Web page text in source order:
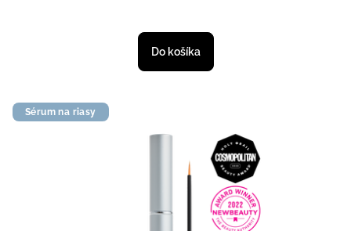
Do košíka
Sérum na riasy